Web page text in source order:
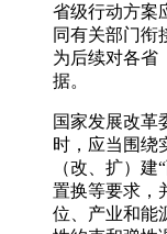
省级行动方案
同有关部门衔
为后续对各省
据。
国家发展改革
时，应当围绕
（改、扩）
置换等要求，
位、产业和能